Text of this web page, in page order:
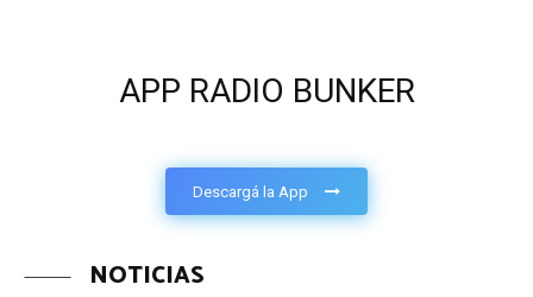
APP RADIO BUNKER
Descargá la App
NOTICIAS